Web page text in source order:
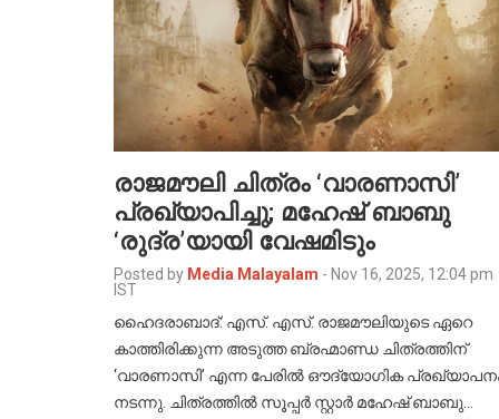
രാജമൗലി ചിത്രം ‘വാരണാസി’
പ്രഖ്യാപിച്ചു; മഹേഷ് ബാബു
‘രുദ്ര’യായി വേഷമിടും
Posted by Media Malayalam - Nov 16, 2025, 12:04 pm
IST
ഹൈദരാബാദ്: എസ്. എസ്. രാജമൗലിയുടെ ഏറെ
കാത്തിരിക്കുന്ന അടുത്ത ബ്രഹ്മാണ്ഡ ചിത്രത്തിന്
‘വാരണാസി’ എന്ന പേരിൽ ഔദ്യോഗിക
നടന്നു. ചിത്രത്തിൽ സൂപ്പർ സ്റ്റാർ മഹേഷ് ബാബു…